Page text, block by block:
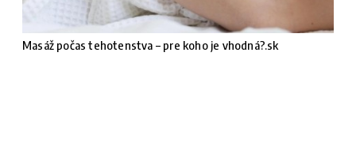
Masáž počas tehotenstva – pre koho je vhodná?.sk